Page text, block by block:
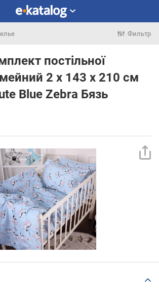
Фильтр
постільної
2 x 143 x 210 см
Blue Zebra Бязь